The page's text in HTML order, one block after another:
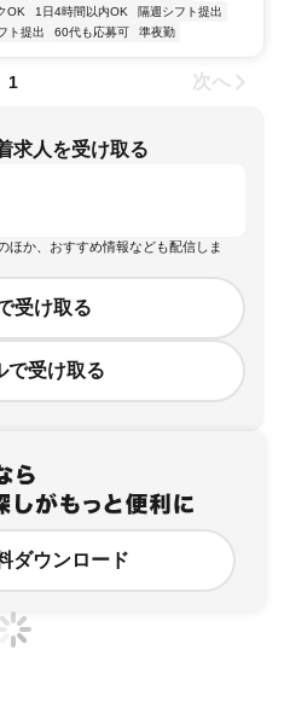
OK 1日4時間以内OK
隔週シフト提出
ト提出 60代も応募可 準夜勤
1 次へ
求人を受け取る
ほか、おすすめ情報なども配信しま
受け取る
で受け取る
ダウンロード